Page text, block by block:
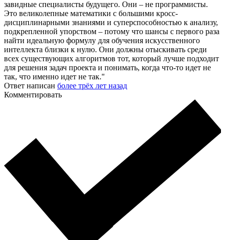
завидные специалисты будущего. Они – не программисты.
Это великолепные математики с большими кросс-
дисциплинарными знаниями и суперспособностью к анализу,
подкрепленной упорством – потому что шансы с первого раза
найти идеальную формулу для обучения искусственного
интеллекта близки к нулю. Они должны отыскивать среди
всех существующих алгоритмов тот, который лучше подходит
для решения задач проекта и понимать, когда что-то идет не
так, что именно идет не так."
Ответ написан более трёх лет назад
Комментировать